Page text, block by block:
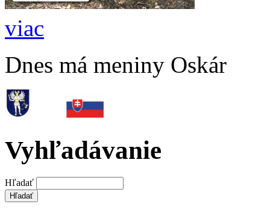
viac
Dnes má meniny Oskár
Vyhľadávanie
Hľadať